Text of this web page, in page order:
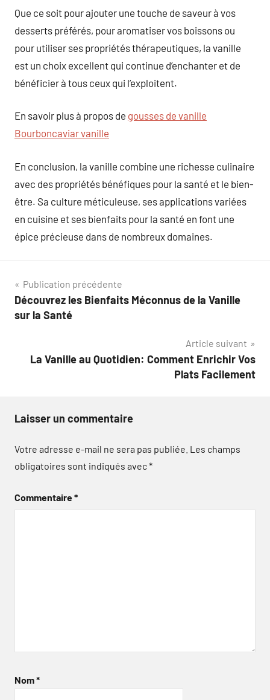
Que ce soit pour ajouter une touche de saveur à vos
desserts préférés, pour aromatiser vos boissons ou
pour utiliser ses propriétés thérapeutiques, la vanille
est un choix excellent qui continue d’enchanter et de
bénéficier à tous ceux qui l’exploitent.
En savoir plus à propos de gousses de vanille
Bourboncaviar vanille
En conclusion, la vanille combine une richesse culinaire
avec des propriétés bénéfiques pour la santé et le bien-
être. Sa culture méticuleuse, ses applications variées
en cuisine et ses bienfaits pour la santé en font une
épice précieuse dans de nombreux domaines.
Navigation
de
Publication précédente
Découvrez les Bienfaits Méconnus de la Vanille
sur la Santé
Article suivant
La Vanille au Quotidien: Comment Enrichir Vos
Plats Facilement
Laisser un commentaire
Votre adresse e-mail ne sera pas publiée. Les champs
obligatoires sont indiqués avec*
Commentaire*
Nom*